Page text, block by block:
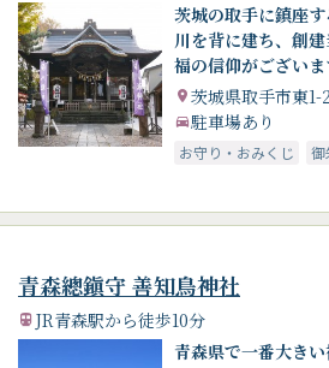
茨城の取手に鎮座
川を背に建ち、創
福の信仰がございま
茨城県取手市東1-
駐車場あり
お守り・おみくじ 御
青森總鎭守 善知鳥神社
JR青森駅から徒歩10分
青森県で一番大き